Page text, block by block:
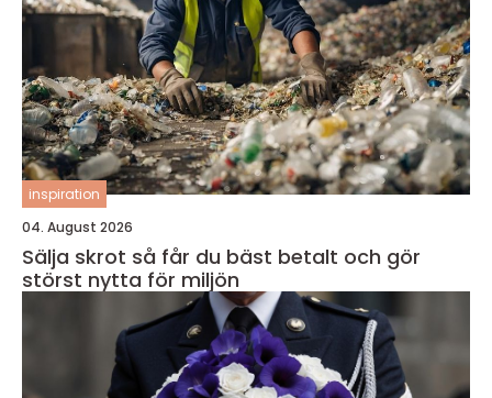
inspiration
04. August 2026
Sälja skrot så får du bäst betalt och gör
störst nytta för miljön